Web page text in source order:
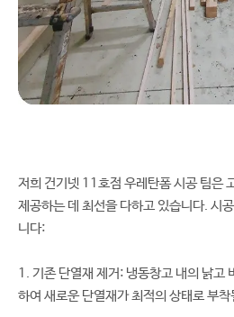
저희 건기넷 11호점 우레탄폼 시공 팀은
제공하는 데 최선을 다하고 있습니다. 시
니다:
1. 기존 단열재 제거: 냉동창고 내의 낡고
하여 새로운 단열재가 최적의 상태로 부